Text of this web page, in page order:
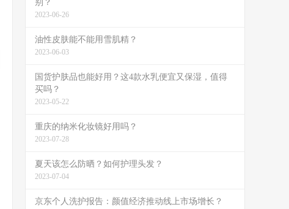
别？
2023-06-26
油性皮肤能不能用雪肌精？
2023-06-03
国货护肤品也能好用？这4款水乳便宜又保湿，值得
买吗？
2023-05-22
重庆的纳米化妆镜好用吗？
2023-07-28
夏天该怎么防晒？如何护理头发？
2023-07-04
京东个人洗护报告：颜值经济推动线上市场增长？